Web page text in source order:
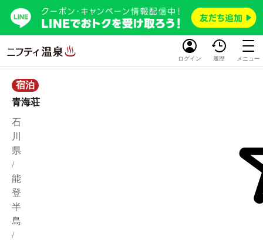
ログイン 履歴 メニュー
宿泊
青海荘
石
川
県
/
能
登
半
島
/